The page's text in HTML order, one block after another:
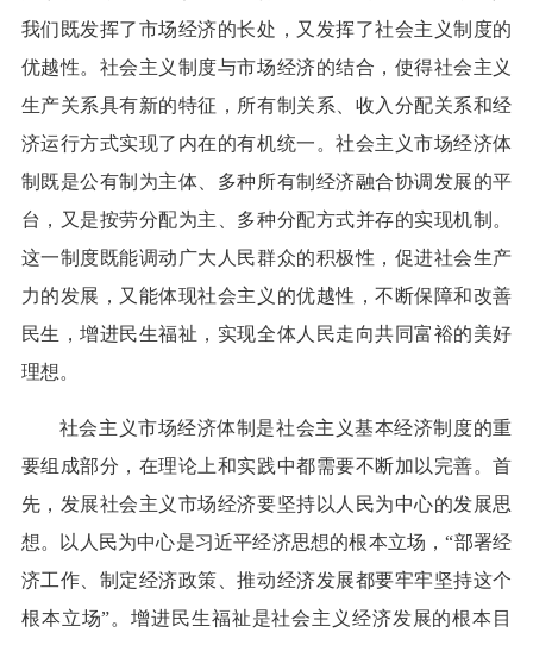
我们既发挥了市场经济的长处，又发挥了社会主义制度的
优越性。社会主义制度与市场经济的结合，使得社会主义
生产关系具有新的特征，所有制关系、收入分配关系和经
济运行方式实现了内在的有机统一。社会主义市场经济体
制既是公有制为主体、多种所有制经济融合协调发展的平
台，又是按劳分配为主、多种分配方式并存的实现机制。
这一制度既能调动广大人民群众的积极性，促进社会生产
力的发展，又能体现社会主义的优越性，不断保障和改善
民生，增进民生福祉，实现全体人民走向共同富裕的美好
理想。
社会主义市场经济体制是社会主义基本经济制度的重
要组成部分，在理论上和实践中都需要不断加以完善。首
先，发展社会主义市场经济要坚持以人民为中心的发展思
想。以人民为中心是习近平经济思想的根本立场，“部署经
济工作、制定经济政策、推动经济发展都要牢牢坚持这个
根本立场”。增进民生福祉是社会主义经济发展的根本目